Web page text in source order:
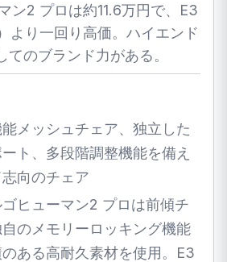
ン2 プロは約11.6万円で、E3
より一回り高価。ハイエンド
てのブランド力がある。
メッシュチェア、独立した
ト、多段階調整機能を備え
向のチェア
ヒューマン2 プロは前傾チ
のメモリーロッキング機能
ある高耐久素材を使用。E3